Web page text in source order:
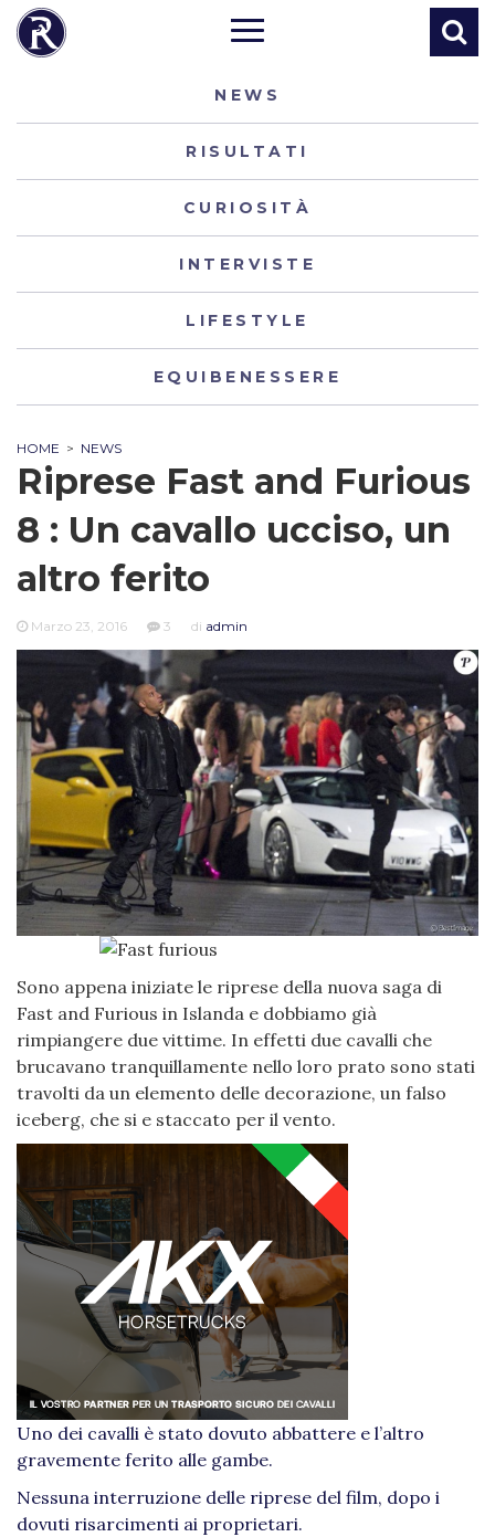
NEWS
RISULTATI
CURIOSITÀ
INTERVISTE
LIFESTYLE
EQUIBENESSERE
HOME > NEWS
Riprese Fast and Furious
8 : Un cavallo ucciso, un
altro ferito
Marzo 23, 2016 3 di admin
Sono appena iniziate le riprese della nuova saga di
Fast and Furious in Islanda e dobbiamo già
rimpiangere due vittime. In effetti due cavalli che
brucavano tranquillamente nello loro prato sono stati
travolti da un elemento delle decorazione, un falso
iceberg, che si e staccato per il vento.
Uno dei cavalli è stato dovuto abbattere e l’altro
gravemente ferito alle gambe.
Nessuna interruzione delle riprese del film, dopo i
dovuti risarcimenti ai proprietari.